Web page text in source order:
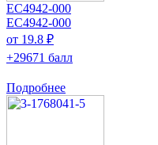
EC4942-000
EC4942-000
от 19.8 ₽
+29671 балл
Подробнее